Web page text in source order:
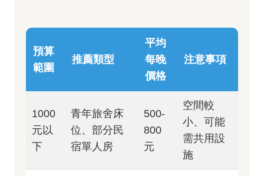
預算
範圍
推薦類型
平均
每晚
價格
注意事項
1000
元以
下
青年旅舍床
位、部分民
宿單人房
500-
800
元
空間較
小、可能
需共用設
施